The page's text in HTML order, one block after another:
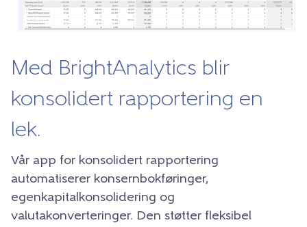
Med BrightAnalytics blir
konsolidert rapportering en
lek.
Vår app for konsolidert rapportering
automatiserer konsernbokføringer,
egenkapitalkonsolidering og
valutakonverteringer. Den støtter fleksibel